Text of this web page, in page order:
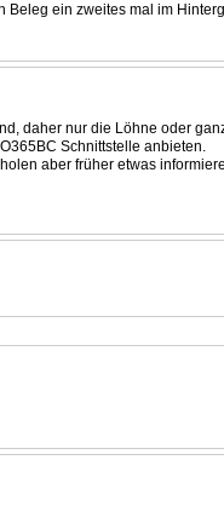
ein zweites mal im
daher nur die Löhne oder
Schnittstelle anbieten.
aber früher etwas